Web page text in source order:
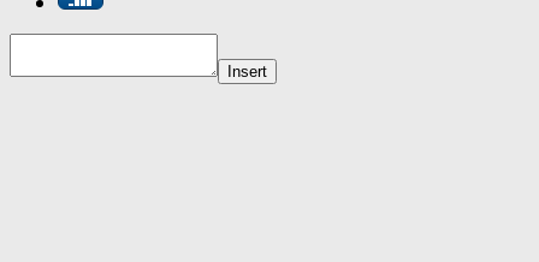
Insert